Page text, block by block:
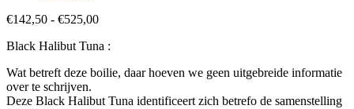
€142,50 - €525,00Prijsklasse:
tot
Black Halibut Tuna :
Wat betreft deze boilie, daar hoeven we geen uitgebreide informatie
over te schrijven.
Deze Black Halibut Tuna identificeert zich betrefo de samenstelling